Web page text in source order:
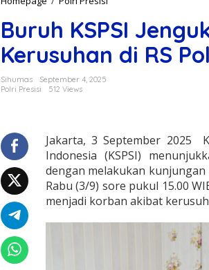
r
u
h
K
e
n
g
u
k
A
g
Buruh KSPSI
Kerusuhan di RS
Sihumas
September 4, 2025
Polri Presisi
512 Views
Jakarta, 3 September 2025
Indonesia (KSPSI)
dengan melakukan kunjungan
Rabu (3/9) sore pukul 15.00
menjadi korban akibat